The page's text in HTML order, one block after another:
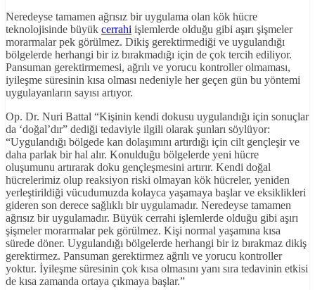
Neredeyse tamamen ağrısız bir uygulama olan kök hücre
teknolojisinde büyük cerrahi işlemlerde olduğu gibi aşırı şişmeler
morarmalar pek görülmez. Dikiş gerektirmediği ve uygulandığı
bölgelerde herhangi bir iz bırakmadığı için de çok tercih ediliyor.
Pansuman gerektirmemesi, ağrılı ve yorucu kontroller olmaması,
iyileşme süresinin kısa olması nedeniyle her geçen gün bu yöntemi
uygulayanların sayısı artıyor.
Op. Dr. Nuri Battal “Kişinin kendi dokusu uygulandığı için sonuçlar
da ‘doğal’dır” dediği tedaviyle ilgili olarak şunları söylüyor:
“Uygulandığı bölgede kan dolaşımını artırdığı için cilt gençleşir ve
daha parlak bir hal alır. Konulduğu bölgelerde yeni hücre
oluşumunu artırarak doku gençleşmesini artırır. Kendi doğal
hücrelerimiz olup reaksiyon riski olmayan kök hücreler, yeniden
yerleştirildiği vücudumuzda kolayca yaşamaya başlar ve eksiklikleri
gideren son derece sağlıklı bir uygulamadır. Neredeyse tamamen
ağrısız bir uygulamadır. Büyük cerrahi işlemlerde olduğu gibi aşırı
şişmeler morarmalar pek görülmez. Kişi normal yaşamına kısa
sürede döner. Uygulandığı bölgelerde herhangi bir iz bırakmaz dikiş
gerektirmez. Pansuman gerektirmez ağrılı ve yorucu kontroller
yoktur. İyileşme süresinin çok kısa olmasını yanı sıra tedavinin etkisi
de kısa zamanda ortaya çıkmaya başlar.”